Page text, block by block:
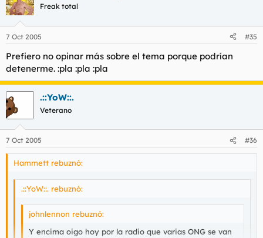
Freak total
7 Oct 2005 #35
Prefiero no opinar más sobre el tema porque podrían
detenerme. :pla :pla :pla
.::YoW::.
Veterano
7 Oct 2005 #36
Hammett rebuznó:
.::YoW::. rebuznó:
johnlennon rebuznó:
Y encima oigo hoy por la radio que varias ONG se van